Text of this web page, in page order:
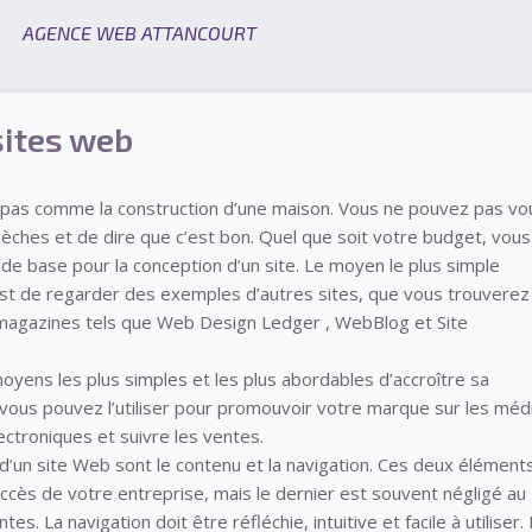
AGENCE WEB ATTANCOURT
web
comme la construction d’une maison. Vous ne pouvez pas
et de dire que c’est bon. Quel que soit votre budget, vous
base pour la conception d’un site. Le moyen le plus simple
de regarder des exemples d’autres sites, que vous trouverez
tels que Web Design Ledger , WebBlog et Site
les plus simples et les plus abordables d’accroître sa
pouvez l’utiliser pour promouvoir votre marque sur les
et suivre les ventes.
site Web sont le contenu et la navigation. Ces deux
de votre entreprise, mais le dernier est souvent négligé au
La navigation doit être réfléchie, intuitive et facile à utiliser.